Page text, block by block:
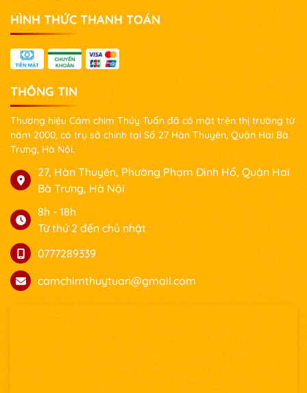
HÌNH THỨC THANH TOÁN
THÔNG TIN
Thương hiệu Cám chim Thúy Tuấn đã có mặt trên thị trường từ
năm 2000, có trụ sở chính tại Số 27 Hàn Thuyên, Quận Hai Bà
Trưng, Hà Nội.
27, Hàn Thuyên, Phường Phạm Đình Hổ, Quận Hai
Bà Trưng, Hà Nội
8h - 18h
Từ thứ 2 đến chủ nhật
0777289339
camchimthuytuan@gmail.com